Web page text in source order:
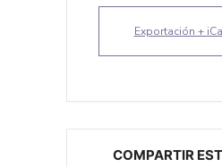
Exportación +
COMPARTIR